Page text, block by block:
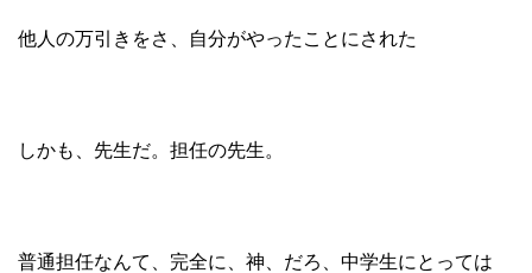
他人の万引きをさ、自分がやったことにされた
しかも、先生だ。担任の先生。
普通担任なんて、完全に、神、だろ、中学生にとっては